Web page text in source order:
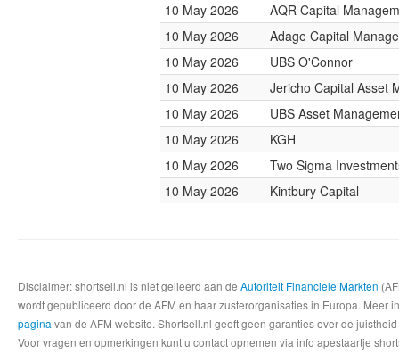
10 May 2026
AQR Capital
10 May 2026
Adage Capital
10 May 2026
UBS O'Connor
10 May 2026
Jericho Capital Asset
10 May 2026
UBS Asset
10 May 2026
KGH
10 May 2026
Two Sigma
10 May 2026
Kintbury Capital
Disclaimer: shortsell.nl is niet gelieerd aan de Autoriteit Financiele Markten
wordt gepubliceerd door de AFM en haar zusterorganisaties in Europa.
pagina van de AFM website. Shortsell.nl geeft geen garanties over de
Voor vragen en opmerkingen kunt u contact opnemen via info apestaartje